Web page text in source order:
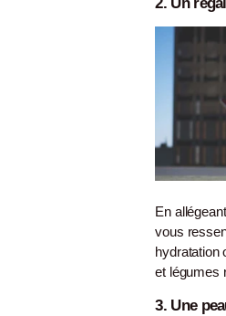
En
vous
hydratation
et légumes
3. Une